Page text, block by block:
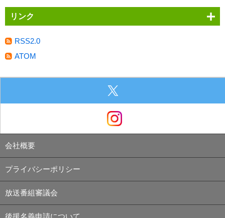
リンク
RSS2.0
ATOM
会社概要
プライバシーポリシー
放送番組審議会
後援名義申請について